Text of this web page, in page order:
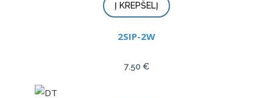
Į KREPŠELĮ
2SIP-2W
7.50 €